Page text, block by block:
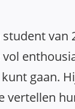
van
gaan.
vertellen